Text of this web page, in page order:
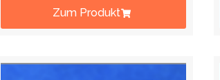
Zum Produkt